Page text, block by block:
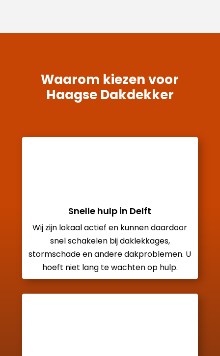
Waarom kiezen voor
Haagse Dakdekker
Snelle hulp in Delft
Wij zijn lokaal actief en kunnen daardoor
snel schakelen bij daklekkages,
stormschade en andere dakproblemen. U
hoeft niet lang te wachten op hulp.